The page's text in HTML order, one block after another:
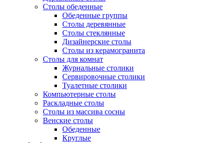
Столы обеденные
Обеденные группы
Столы деревянные
Столы стеклянные
Дизайнерские столы
Столы из керамогранита
Столы для комнат
Журнальные столики
Сервировочные столики
Туалетные столики
Компьютерные столы
Раскладные столы
Столы из массива сосны
Венские столы
Обеденные
Круглые